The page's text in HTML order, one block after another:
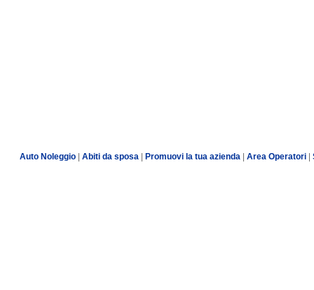
Auto Noleggio Abiti da sposa Promuovi la tua azienda Area Operatori